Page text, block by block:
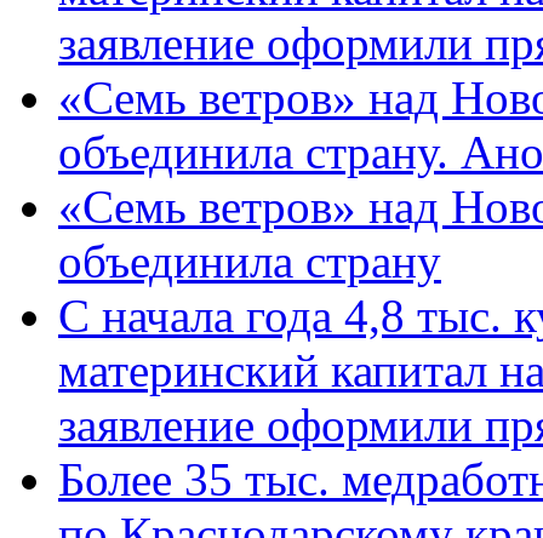
заявление оформили
«Семь ветров» над
объединила страну.
«Семь ветров» над
объединила страну
С начала года 4,8 тыс.
материнский капитал
заявление оформили
Более 35 тыс.